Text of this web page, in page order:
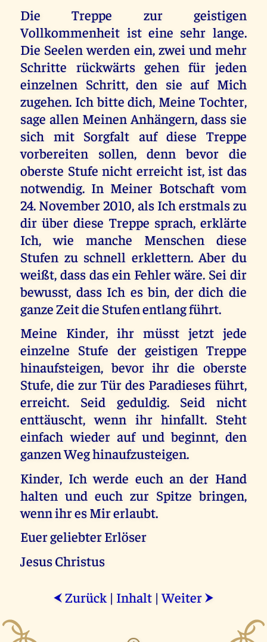
Die Treppe zur geistigen
Vollkommenheit ist eine sehr lange.
Die Seelen werden ein, zwei und mehr
Schritte rückwärts gehen für jeden
einzelnen Schritt, den sie auf Mich
zugehen. Ich bitte dich, Meine Tochter,
sage allen Meinen Anhängern, dass sie
sich mit Sorgfalt auf diese Treppe
vorbereiten sollen, denn bevor die
oberste Stufe nicht erreicht ist, ist das
notwendig. In Meiner Botschaft vom
24. November 2010, als Ich erstmals zu
dir über diese Treppe sprach, erklärte
Ich, wie manche Menschen diese
Stufen zu schnell erklettern. Aber du
weißt, dass das ein Fehler wäre. Sei dir
bewusst, dass Ich es bin, der dich die
ganze Zeit die Stufen entlang führt.
Meine Kinder, ihr müsst jetzt jede
einzelne Stufe der geistigen Treppe
hinaufsteigen, bevor ihr die oberste
Stufe, die zur Tür des Paradieses führt,
erreicht. Seid geduldig. Seid nicht
enttäuscht, wenn ihr hinfallt. Steht
einfach wieder auf und beginnt, den
ganzen Weg hinaufzusteigen.
Kinder, Ich werde euch an der Hand
halten und euch zur Spitze bringen,
wenn ihr es Mir erlaubt.
Euer geliebter Erlöser
Jesus Christus
⮜ Zurück | Inhalt |Weiter ⮞